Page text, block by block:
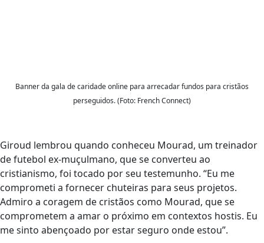
Banner da gala de caridade online para arrecadar fundos para cristãos
perseguidos. (Foto: French Connect)
Giroud lembrou quando conheceu Mourad, um treinador
de futebol ex-muçulmano, que se converteu ao
cristianismo, foi tocado por seu testemunho. “Eu me
comprometi a fornecer chuteiras para seus projetos.
Admiro a coragem de cristãos como Mourad, que se
comprometem a amar o próximo em contextos hostis. Eu
me sinto abençoado por estar seguro onde estou”.